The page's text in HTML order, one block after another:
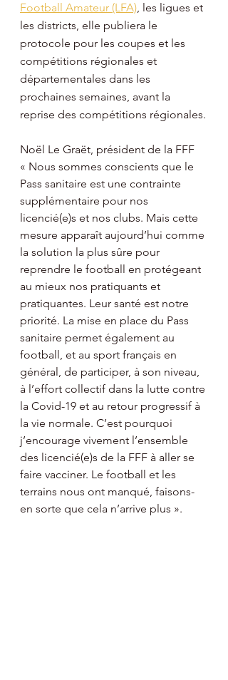
Football Amateur (LFA), les ligues et
les districts, elle publiera le
protocole pour les coupes et les
compétitions régionales et
départementales dans les
prochaines semaines, avant la
reprise des compétitions régionales.
Noël Le Graët, président de la FFF
« Nous sommes conscients que le
Pass sanitaire est une contrainte
supplémentaire pour nos
licencié(e)s et nos clubs. Mais cette
mesure apparaît aujourd’hui comme
la solution la plus sûre pour
reprendre le football en protégeant
au mieux nos pratiquants et
pratiquantes. Leur santé est notre
priorité. La mise en place du Pass
sanitaire permet également au
football, et au sport français en
général, de participer, à son niveau,
à l’effort collectif dans la lutte contre
la Covid-19 et au retour progressif à
la vie normale. C’est pourquoi
j’encourage vivement l’ensemble
des licencié(e)s de la FFF à aller se
faire vacciner. Le football et les
terrains nous ont manqué, faisons-
en sorte que cela n’arrive plus ».